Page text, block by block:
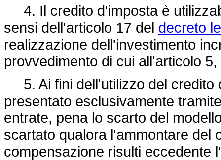
4. Il credito d'imposta è
sensi dell'articolo 17 del decreto
realizzazione dell'investimento
provvedimento di cui all'articolo
5. Ai fini dell'utilizzo del credito
presentato esclusivamente
entrate, pena lo scarto del
scartato qualora l'ammontare del
compensazione risulti eccedente